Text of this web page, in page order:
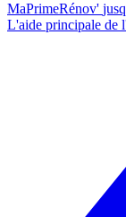
MaPrimeRénov'
L'aide principale de